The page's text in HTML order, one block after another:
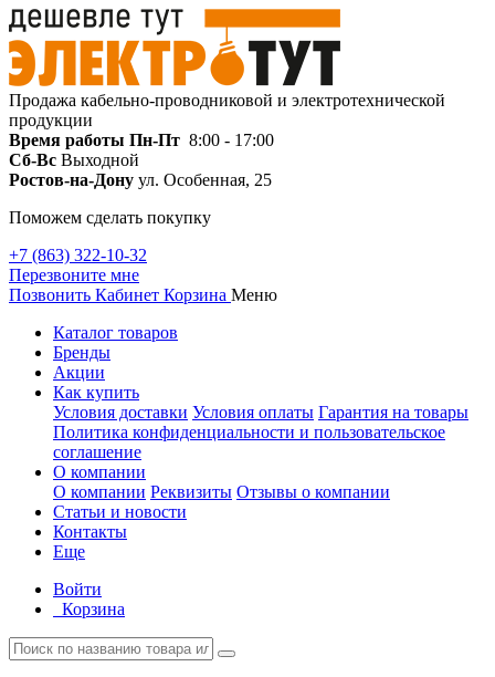
Продажа кабельно-проводниковой и электротехнической
продукции
Время работы Пн-Пт 8:00 - 17:00
Сб-Вс Выходной
Ростов-на-Дону ул. Особенная, 25
Поможем сделать покупку
+7 (863) 322-10-32
Перезвоните мне
Позвонить Кабинет Корзина Меню
Каталог товаров
Бренды
Акции
Как купить
Условия доставки Условия оплаты Гарантия на товары
Политика конфиденциальности и пользовательское
соглашение
О компании
О компании Реквизиты Отзывы о компании
Статьи и новости
Контакты
Еще
Войти
Корзина